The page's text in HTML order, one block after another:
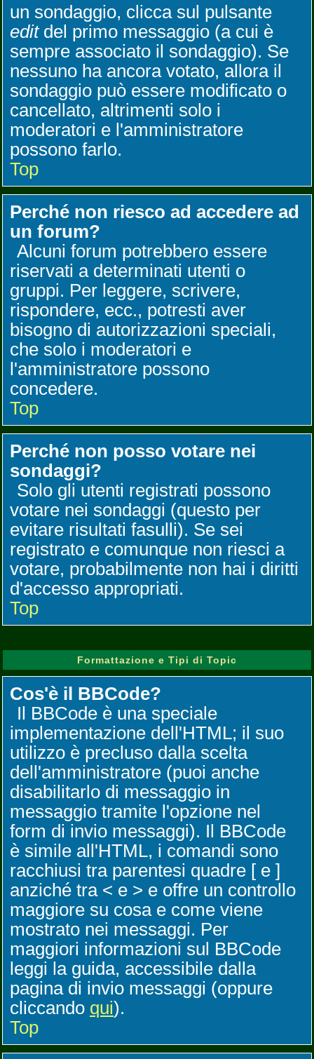
un sondaggio, clicca sul pulsante
editdel primo messaggio (a cui è
sempre associato il sondaggio). Se
nessuno ha ancora votato, allora il
sondaggio può essere modificato o
cancellato, altrimenti solo i
moderatori e l'amministratore
possono farlo.
Top
Perché non riesco ad accedere ad
un forum?
Alcuni forum potrebbero essere
riservati a determinati utenti o
gruppi. Per leggere, scrivere,
rispondere, ecc., potresti aver
bisogno di autorizzazioni speciali,
che solo i moderatori e
l'amministratore possono
concedere.
Top
Perché non posso votare nei
sondaggi?
Solo gli utenti registrati possono
votare nei sondaggi (questo per
evitare risultati fasulli). Se sei
registrato e comunque non riesci a
votare, probabilmente non hai i diritti
d'accesso appropriati.
Top
Formattazione e Tipi di Topic
Cos'è il BBCode?
Il BBCode è una speciale
implementazione dell'HTML; il suo
utilizzo è precluso dalla scelta
dell'amministratore (puoi anche
disabilitarlo di messaggio in
messaggio tramite l'opzione nel
form di invio messaggi). Il BBCode
è simile all'HTML, i comandi sono
racchiusi tra parentesi quadre [ e ]
anziché tra < e > e offre un controllo
maggiore su cosa e come viene
mostrato nei messaggi. Per
maggiori informazioni sul BBCode
leggi la guida, accessibile dalla
pagina di invio messaggi (oppure
cliccando qui).
Top